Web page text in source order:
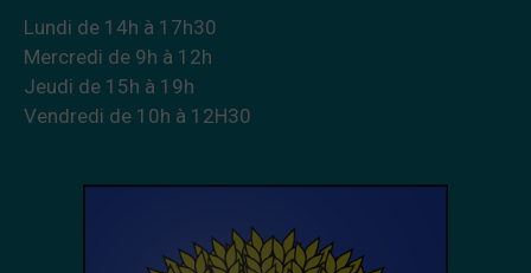
Lundi de 14h à 17h30
Mercredi de 9h à 12h
Jeudi de 15h à 19h
Vendredi de 10h à 12H30